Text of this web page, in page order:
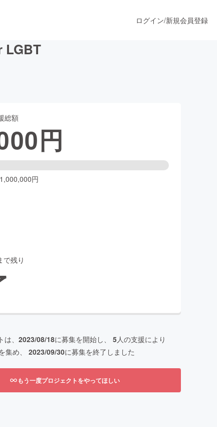
ファッション
ログイン/新規会員登録
LGBT
総額
円
円
で残り
、 2023/08/18に募集を開始し、 5人の支援により
集め、 2023/09/30に募集を終了しました
もう一度プロジェクトをやってほしい